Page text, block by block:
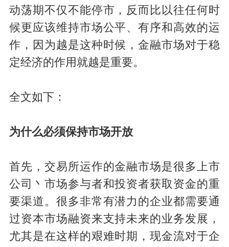
动荡期不仅不能停市，反而比以往任何时
候更应该维持市场公平、有序和高效的运
作，因为越是这种时候，金融市场对于稳
定经济的作用就越是重要。
全文如下：
为什么必须保持市场开放
首先，交易所运作的金融市场是很多上市
公司丶市场参与者和投资者获取资金的重
要渠道。很多非常有潜力的企业都需要通
过资本市场融资来支持未来的业务发展，
尤其是在这样的艰难时期，现金流对于企